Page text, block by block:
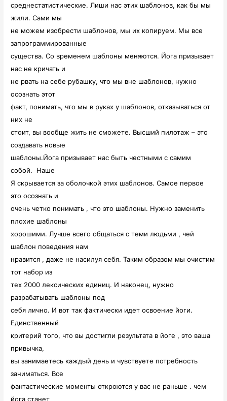
среднестатистические. Лиши нас этих шаблонов, как бы мы
жили. Сами мы
не можем изобрести шаблонов, мы их копируем. Мы все
запрограммированные
существа. Со временем шаблоны меняются. Йога призывает
нас не кричать и
не рвать на себе рубашку, что мы вне шаблонов, нужно
осознать этот
факт, понимать, что мы в руках у шаблонов, отказываться от
них не
стоит, вы вообще жить не сможете. Высший пилотаж – это
создавать новые
шаблоны.Йога призывает нас быть честными с самим
собой.
Наше
Я скрывается за оболочкой этих шаблонов. Самое первое
это осознать и
очень четко понимать , что это шаблоны. Нужно заменить
плохие шаблоны
хорошими. Лучше всего общаться с теми людьми , чей
шаблон поведения нам
нравится , даже не насилуя себя. Таким образом мы очистим
тот набор из
тех 2000 лексических единиц. И наконец, нужно
разрабатывать шаблоны под
себя лично. И вот так фактически идет освоение йоги.
Единственный
критерий того, что вы достигли результата в йоге , это ваша
привычка,
вы занимаетесь каждый день и чувствуете потребность
заниматься. Все
фантастические моменты откроются у вас не раньше . чем
йога станет